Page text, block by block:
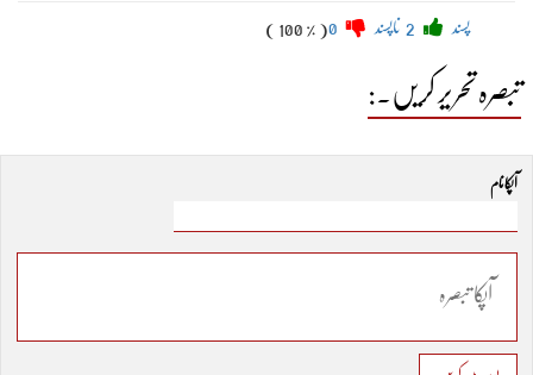
پسند ناپسند ( 100 % )
تبصرہ تحریر کریں۔:
آپکا نام